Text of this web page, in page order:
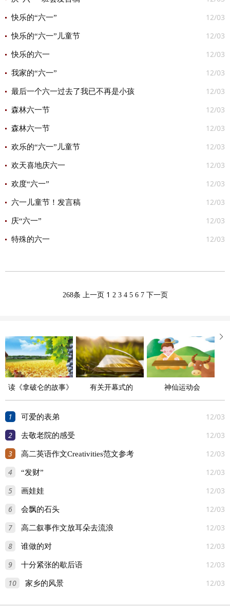
12/03
快乐的“六一”
12/03
快乐的“六一”儿童节
12/03
快乐的六一
12/03
我家的“六一”
12/03
最后一个六一过去了我已不再是小孩
12/03
森林六一节
12/03
森林六一节
12/03
欢乐的“六一”儿童节
12/03
欢天喜地庆六一
12/03
欢度“六一”
12/03
六一儿童节！发言稿
12/03
庆“六一”
12/03
特殊的六一
268条 上一页 1 2 3 4 5 6 7 下一页

读《拿破仑的故事》
有感
有关开幕式的 神仙运动会
1 12/03
可爱的表弟
2 12/03
去敬老院的感受
3 12/03
高二英语作文Creativities范文参考
4 12/03
“发财”
5 12/03
画娃娃
6 12/03
会飘的石头
7 12/03
高二叙事作文放耳朵去流浪
8 12/03
谁做的对
9 12/03
十分紧张的歇后语
10 12/03
家乡的风景